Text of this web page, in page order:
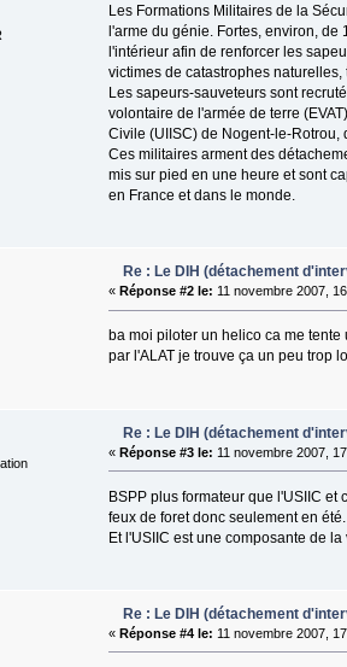
Les Formations Militaires de la
l'arme du génie. Fortes, environ,
l'intérieur afin de renforcer les
victimes de catastrophes
Les sapeurs-sauveteurs sont
volontaire de l'armée de terre
Civile (UIISC) de Nogent-le-Rotrou,
Ces militaires arment des
mis sur pied en une heure et sont
en France et dans le monde.
Re : Le DIH (détachement
« Réponse #2 le: 11 novembre 2007,
ba moi piloter un helico ca me
par l'ALAT je trouve ça un peu trop
Re : Le DIH (détachement
« Réponse #3 le: 11 novembre 2007,
BSPP plus formateur que l'USIIC
feux de foret donc seulement en été.
Et l'USIIC est une composante de
Re : Le DIH (détachement
« Réponse #4 le: 11 novembre 2007,